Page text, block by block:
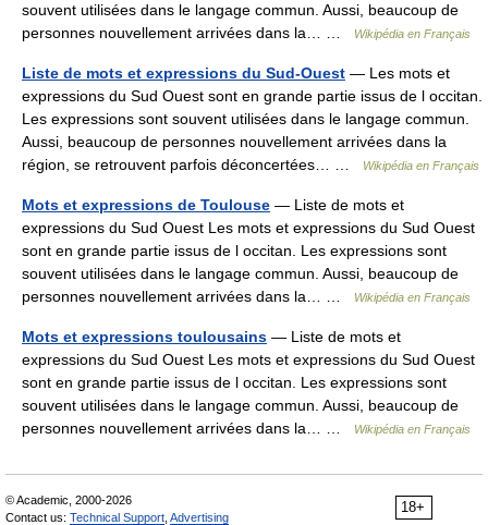
souvent utilisées dans le langage commun. Aussi, beaucoup de
personnes nouvellement arrivées dans la… …
Wikipédia en Français
Liste de mots et expressions du Sud-Ouest — Les mots et
expressions du Sud Ouest sont en grande partie issus de l occitan.
Les expressions sont souvent utilisées dans le langage commun.
Aussi, beaucoup de personnes nouvellement arrivées dans la
région, se retrouvent parfois déconcertées… …
Wikipédia en Français
Mots et expressions de Toulouse — Liste de mots et
expressions du Sud Ouest Les mots et expressions du Sud Ouest
sont en grande partie issus de l occitan. Les expressions sont
souvent utilisées dans le langage commun. Aussi, beaucoup de
personnes nouvellement arrivées dans la… …
Wikipédia en Français
Mots et expressions toulousains — Liste de mots et
expressions du Sud Ouest Les mots et expressions du Sud Ouest
sont en grande partie issus de l occitan. Les expressions sont
souvent utilisées dans le langage commun. Aussi, beaucoup de
personnes nouvellement arrivées dans la… …
Wikipédia en Français
18+
© Academic, 2000-2026
Contact us: Technical Support Advertising